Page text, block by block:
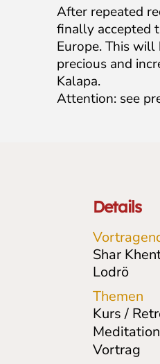
After repeated
finally accepted
Europe. This
precious and
Kalapa.
Attention: see
Details
Shar
Lodrö
Themen
Kurs /
Meditation
Vortrag